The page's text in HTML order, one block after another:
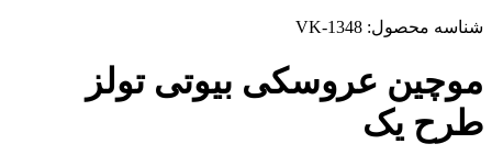
شناسه محصول: VK-1348
موچین عروسکی بیوتی تولز
طرح یک